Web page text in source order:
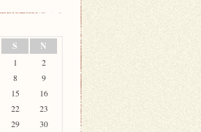
S N
1
2
8
9
15
16
22
23
29
30